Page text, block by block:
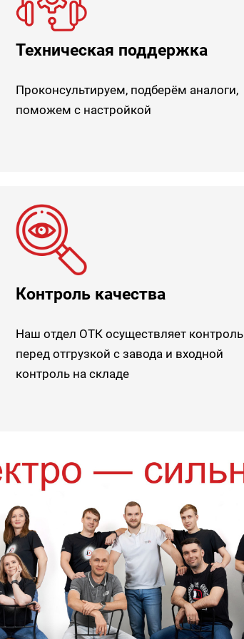
Техническая поддержка
Проконсультируем, подберём аналоги,
поможем с настройкой
Контроль качества
Наш отдел ОТК осуществляет контроль
перед отгрузкой с завода и входной
контроль на складе